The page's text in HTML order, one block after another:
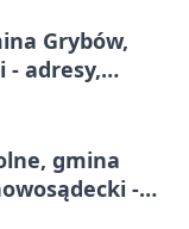
Grybów,
- adresy,
gmina
-